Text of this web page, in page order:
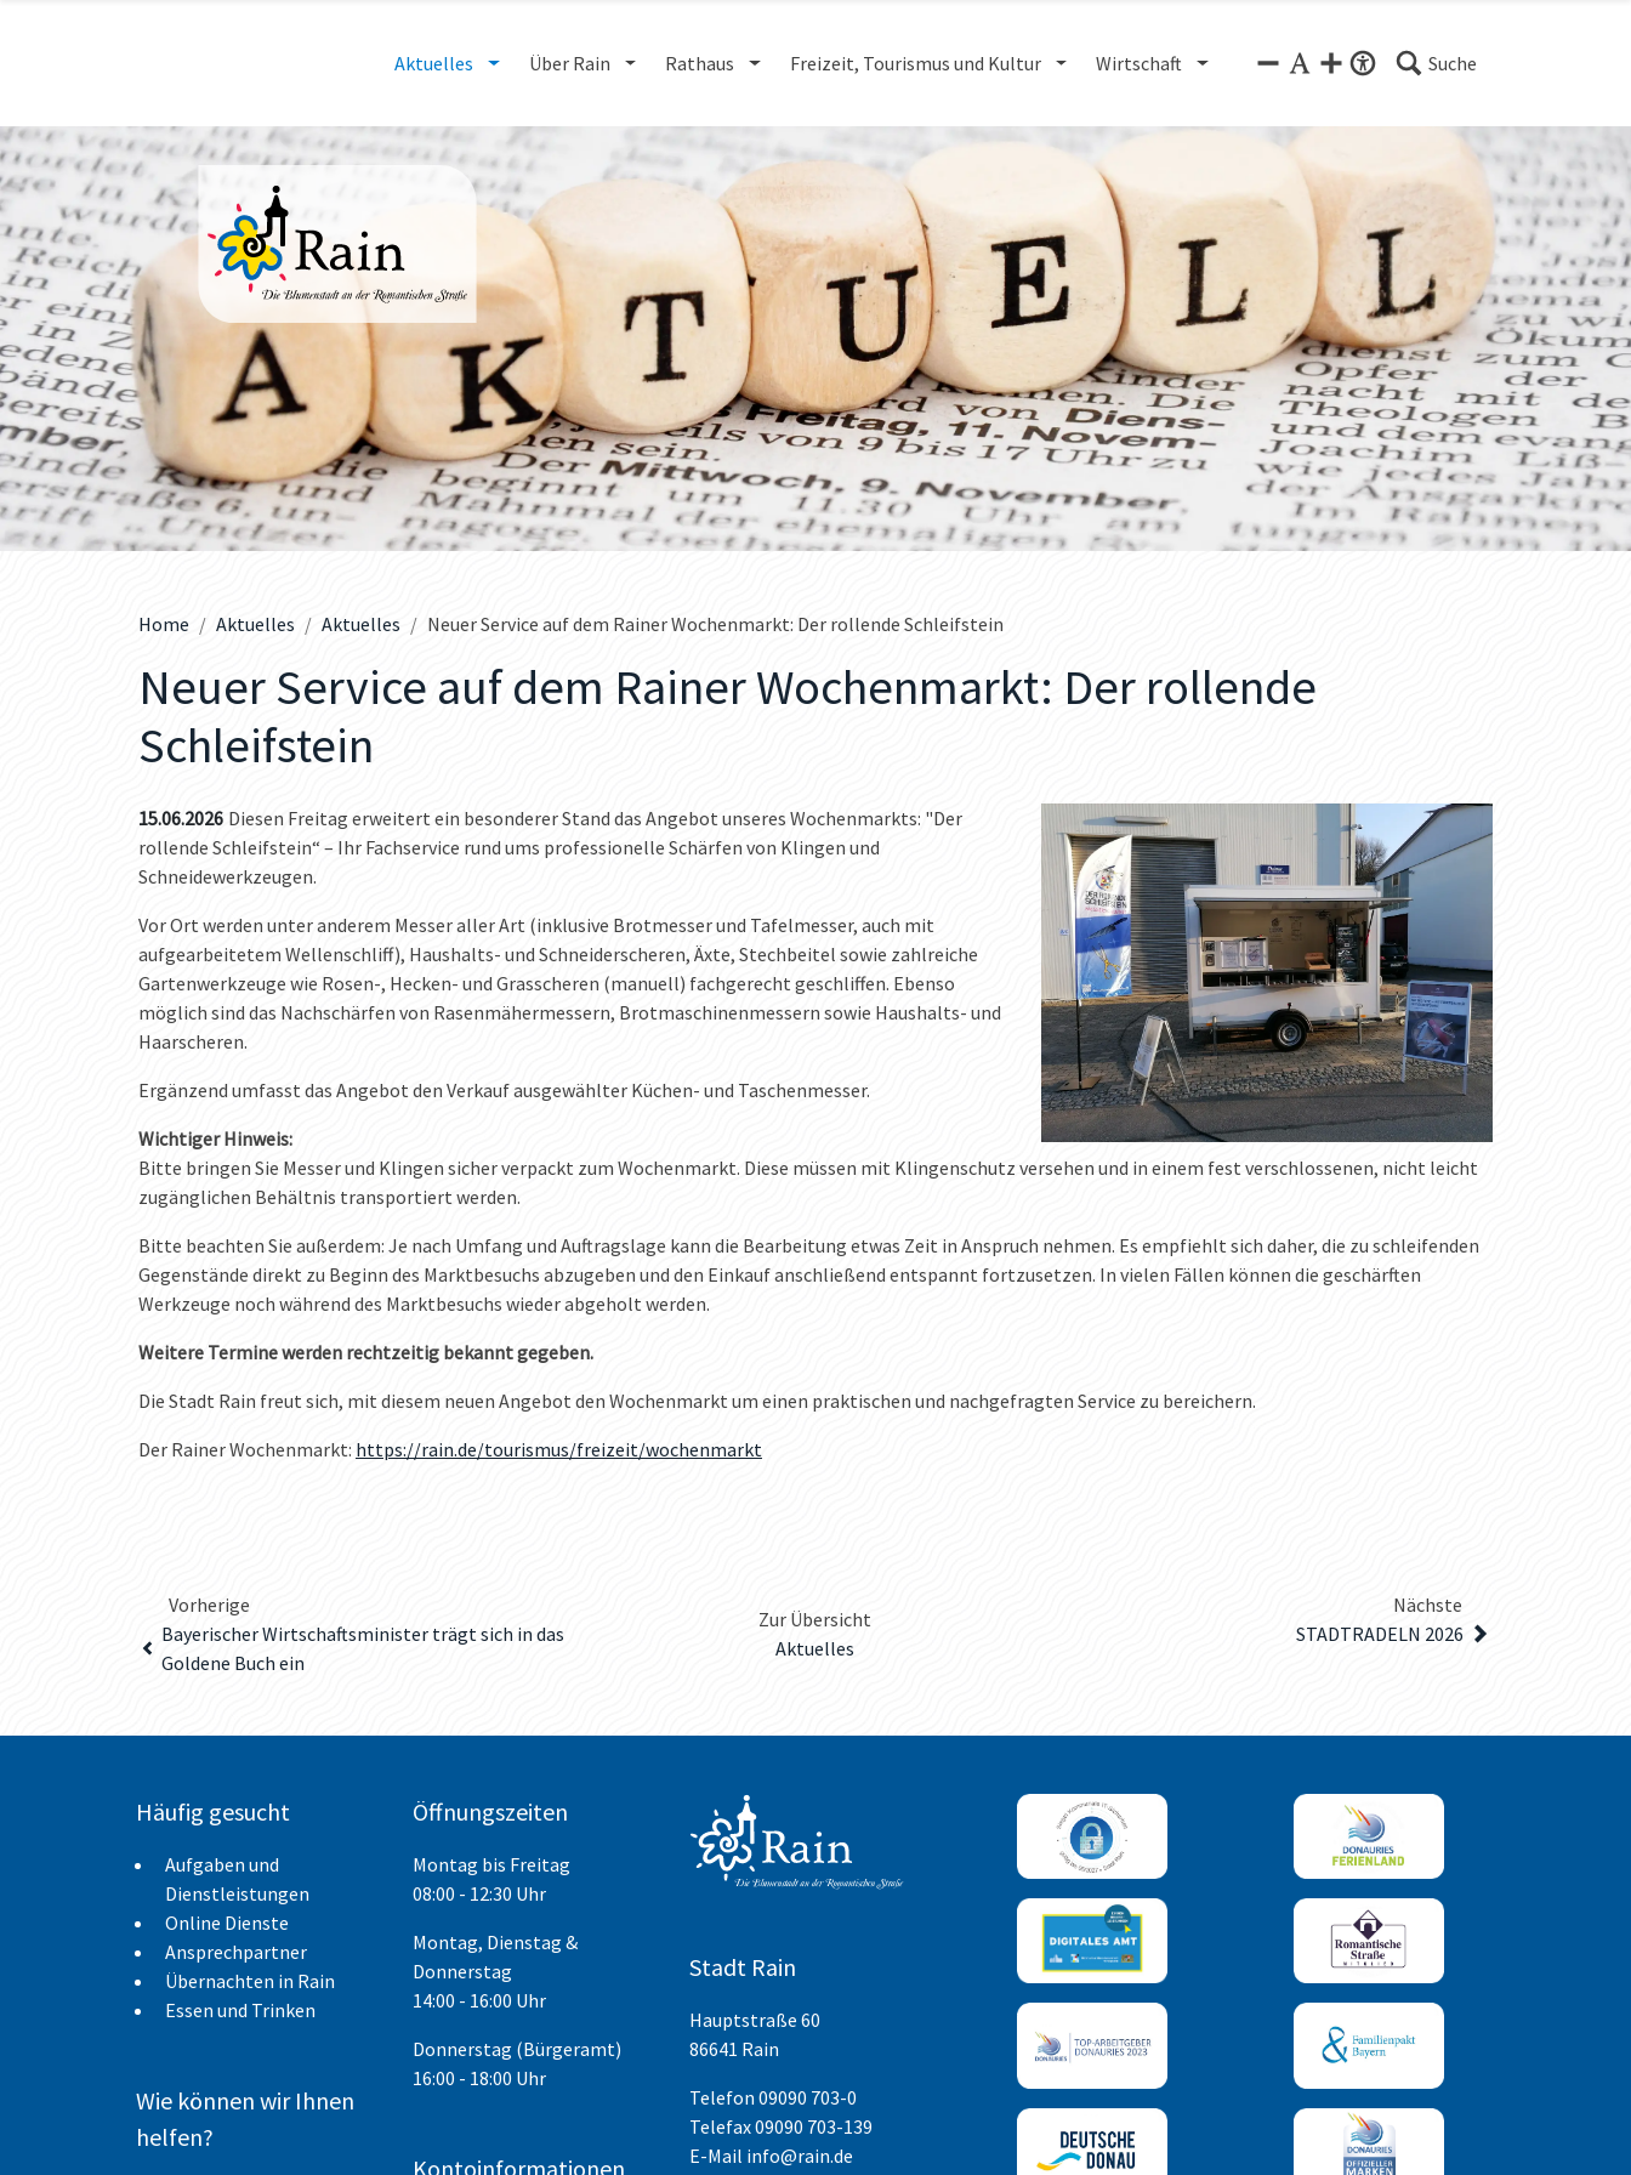
Aktuelles Über Rain Rathaus Freizeit, Tourismus und Kultur Wirtschaft Suche
Home Aktuelles Aktuelles Neuer Service auf dem Rainer Wochenmarkt: Der rollende Schleifstein
Neuer Service auf dem Rainer Wochenmarkt: Der rollende
Schleifstein
15.06.2026 Diesen Freitag erweitert ein besonderer Stand das Angebot unseres Wochenmarkts: "Der
rollende Schleifstein“ – Ihr Fachservice rund ums professionelle Schärfen von Klingen und
Schneidewerkzeugen.
Vor Ort werden unter anderem Messer aller Art (inklusive Brotmesser und Tafelmesser, auch mit
aufgearbeitetem Wellenschliff), Haushalts- und Schneiderscheren, Äxte, Stechbeitel sowie zahlreiche
Gartenwerkzeuge wie Rosen-, Hecken- und Grasscheren (manuell) fachgerecht geschliffen. Ebenso
möglich sind das Nachschärfen von Rasenmähermessern, Brotmaschinenmessern sowie Haushalts- und
Haarscheren.
Ergänzend umfasst das Angebot den Verkauf ausgewählter Küchen- und Taschenmesser.
Wichtiger Hinweis:
Bitte bringen Sie Messer und Klingen sicher verpackt zum Wochenmarkt. Diese müssen mit Klingenschutz versehen und in einem fest verschlossenen, nicht leicht
zugänglichen Behältnis transportiert werden.
Bitte beachten Sie außerdem: Je nach Umfang und Auftragslage kann die Bearbeitung etwas Zeit in Anspruch nehmen. Es empfiehlt sich daher, die zu schleifenden
Gegenstände direkt zu Beginn des Marktbesuchs abzugeben und den Einkauf anschließend entspannt fortzusetzen. In vielen Fällen können die geschärften
Werkzeuge noch während des Marktbesuchs wieder abgeholt werden.
Weitere Termine werden rechtzeitig bekannt gegeben.
Die Stadt Rain freut sich, mit diesem neuen Angebot den Wochenmarkt um einen praktischen und nachgefragten Service zu bereichern.
Der Rainer Wochenmarkt: https://rain.de/tourismus/freizeit/wochenmarkt
Vorherige
Bayerischer Wirtschaftsminister trägt sich in das
Goldene Buch ein
Zur Übersicht
Aktuelles
Nächste
STADTRADELN 2026
Häufig gesucht
Aufgaben und
Dienstleistungen
Online Dienste
Ansprechpartner
Übernachten in Rain
Essen und Trinken
Wie können wir Ihnen
helfen?
Öffnungszeiten
Montag bis Freitag
08:00 - 12:30 Uhr
Montag, Dienstag &
Donnerstag
14:00 - 16:00 Uhr
Donnerstag (Bürgeramt)
16:00 - 18:00 Uhr
Kontoinformationen
Stadt Rain
Hauptstraße 60
86641 Rain
Telefon 09090 703-0
Telefax 09090 703-139
E-Mail info@rain.de